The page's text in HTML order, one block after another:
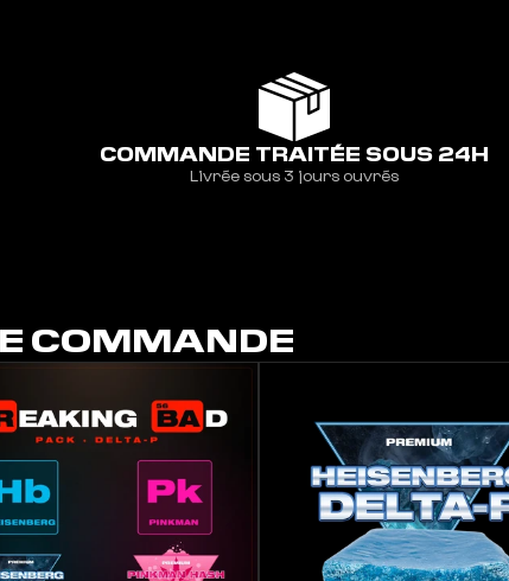
COMMANDE TRAITÉE SOUS 24H
Livrée sous 3 jours ouvrés
COMMANDE